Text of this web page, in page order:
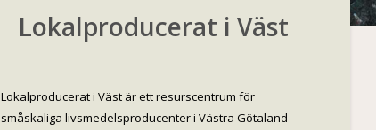
Lokalproducerat i Väst
Lokalproducerat i Väst är ett resurscentrum för
småskaliga livsmedelsproducenter i Västra Götaland